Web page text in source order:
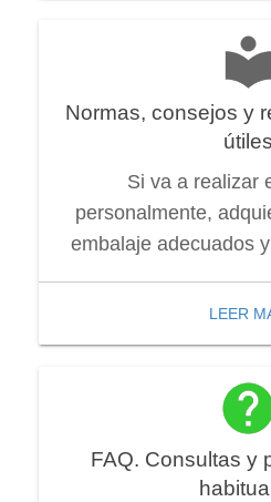
Normas, consejos y
útiles
Si va a realizar
personalmente,
embalaje adecuados
LEER
FAQ. Consultas y